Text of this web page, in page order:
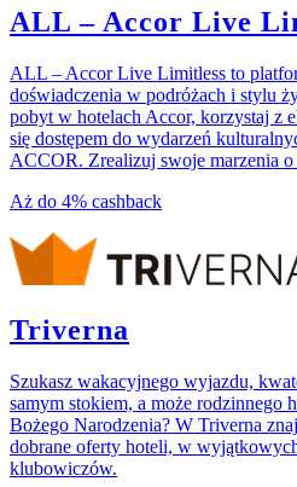
ALL – Accor Live
ALL – Accor Live Limitless to
doświadczenia w podróżach i stylu
pobyt w hotelach Accor, korzystaj z
się dostępem do wydarzeń
ACCOR. Zrealizuj swoje marzenia
Aż do 4% cashback
Triverna
Szukasz wakacyjnego wyjazdu,
samym stokiem, a może rodzinnego
Bożego Narodzenia? W Triverna
dobrane oferty hoteli, w
klubowiczów.